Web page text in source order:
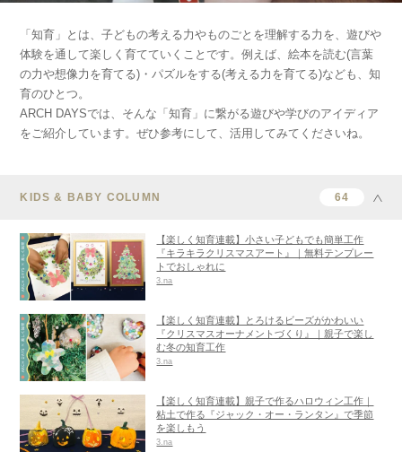
「知育」とは、子どもの考える力やものごとを理解する力を、遊びや
体験を通して楽しく育てていくことです。例えば、絵本を読む(言葉
の力や想像力を育てる)・パズルをする(考える力を育てる)なども、知
育のひとつ。
ARCH DAYSでは、そんな「知育」に繋がる遊びや学びのアイディア
をご紹介しています。ぜひ参考にして、活用してみてくださいね。
KIDS & BABY COLUMN 64
【楽しく知育連載】小さい子どもでも簡単工作
『キラキラクリスマスアート』｜無料テンプレー
トでおしゃれに
3.na
【楽しく知育連載】とろけるビーズがかわいい
『クリスマスオーナメントづくり』｜親子で楽し
む冬の知育工作
3.na
【楽しく知育連載】親子で作るハロウィン工作｜
粘土で作る『ジャック・オー・ランタン』で季節
を楽しもう
3.na